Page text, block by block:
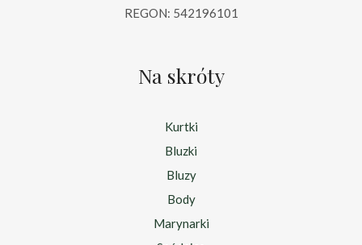
REGON: 542196101
Na skróty
Kurtki
Bluzki
Bluzy
Body
Marynarki